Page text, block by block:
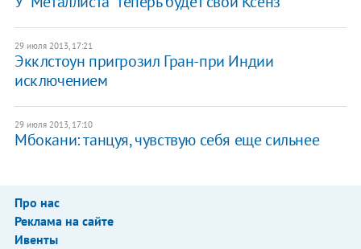
29 июля 2013, 17:21
Экклстоун пригрозил Гран-при Индии
исключением
29 июля 2013, 17:10
Мбокани: танцуя, чувствую себя еще сильнее
Про нас
Реклама на сайте
Ивенты